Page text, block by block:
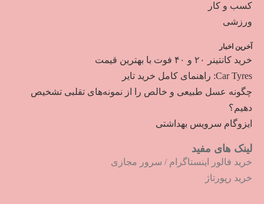
کسب و کار
ورزشی
آخرین اخبار
خرید کانتینر ۲۰ و ۴۰ فوت با بهترین قیمت
Car Tyres: راهنمای کامل خرید تایر
چگونه عسل طبیعی و خالص را از نمونه‌های تقلبی تشخیص
دهیم؟
ایزوگام سرویس بهداشتی
لینک های مفید
خرید فالور اینستاگرام / سرور مجازی
خرید رپورتاژ